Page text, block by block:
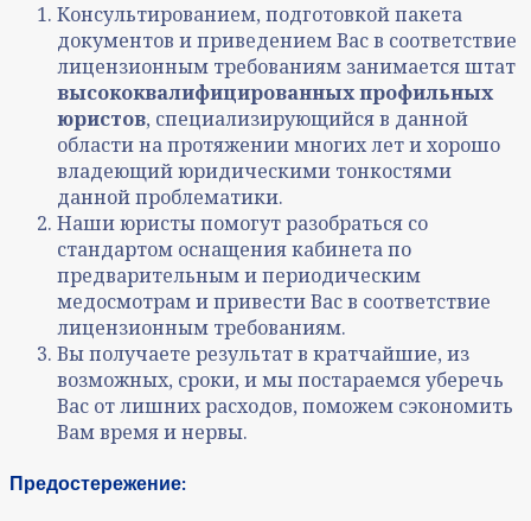
Консультированием, подготовкой пакета
документов и приведением Вас в соответствие
лицензионным требованиям занимается штат
высококвалифицированных профильных
юристов, специализирующийся в данной
области на протяжении многих лет и хорошо
владеющий юридическими тонкостями
данной проблематики.
Наши юристы помогут разобраться со
стандартом оснащения кабинета по
предварительным и периодическим
медосмотрам и привести Вас в соответствие
лицензионным требованиям.
Вы получаете результат в кратчайшие, из
возможных, сроки, и мы постараемся уберечь
Вас от лишних расходов, поможем сэкономить
Вам время и нервы.
Предостережение: